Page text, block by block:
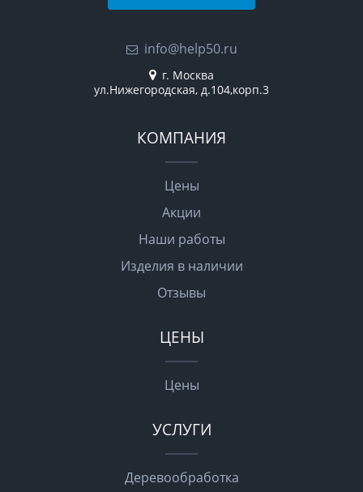
info@help50.ru
г. Москва
ул.Нижегородская, д.104,корп.3
КОМПАНИЯ
Цены
Акции
Наши работы
Изделия в наличии
Отзывы
ЦЕНЫ
Цены
УСЛУГИ
Деревообработка